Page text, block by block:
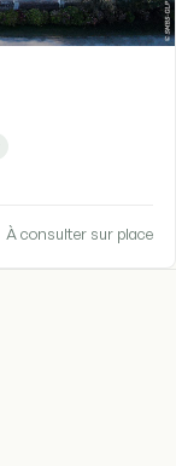
À consulter sur place